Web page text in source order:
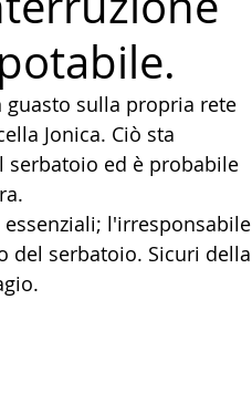
guasto sulla propria rete
Jonica. Ciò sta
serbatoio ed è probabile
l'irresponsabile
del serbatoio. Sicuri della